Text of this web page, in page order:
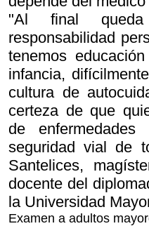
"Al final
responsabilidad
tenemos
infancia,
cultura de
certeza de que
de
seguridad vial de
Santelices,
docente del
la Universidad
Examen a adultos